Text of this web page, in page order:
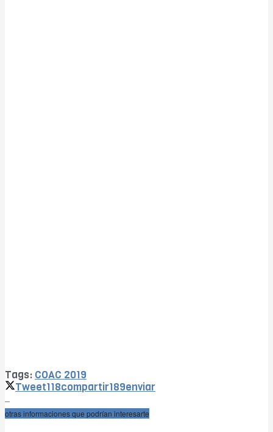
Tags: COAC 2019
Tweet118compartir189enviar
otras informaciones que podrían interesarte